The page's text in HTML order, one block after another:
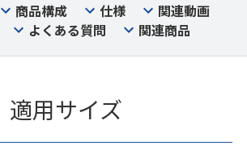
商品構成 仕様
関連動画
よくある質問 関連商品
適用サイズ